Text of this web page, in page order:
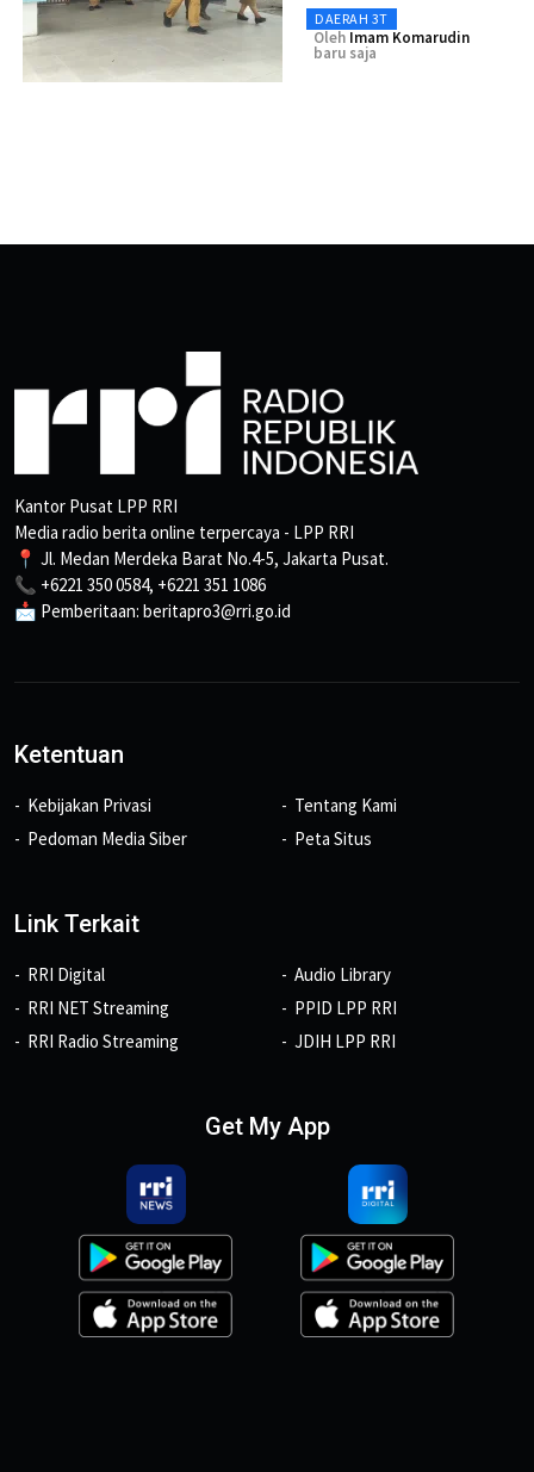
DAERAH 3T
Oleh Imam Komarudin
baru saja
Kantor Pusat LPP RRI
Media radio berita online terpercaya - LPP RRI
📍 Jl. Medan Merdeka Barat No.4-5, Jakarta Pusat.
📞 +6221 350 0584, +6221 351 1086
📩 Pemberitaan: beritapro3@rri.go.id
Ketentuan
Kebijakan Privasi
Pedoman Media Siber
Tentang Kami
Peta Situs
Link Terkait
RRI Digital
RRI NET Streaming
RRI Radio Streaming
Audio Library
PPID LPP RRI
JDIH LPP RRI
Get My App